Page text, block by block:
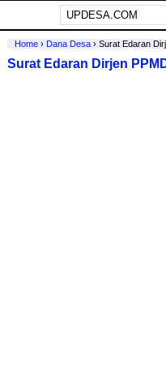
Home› Dana Desa› Surat Edaran
Surat Edaran Dirjen